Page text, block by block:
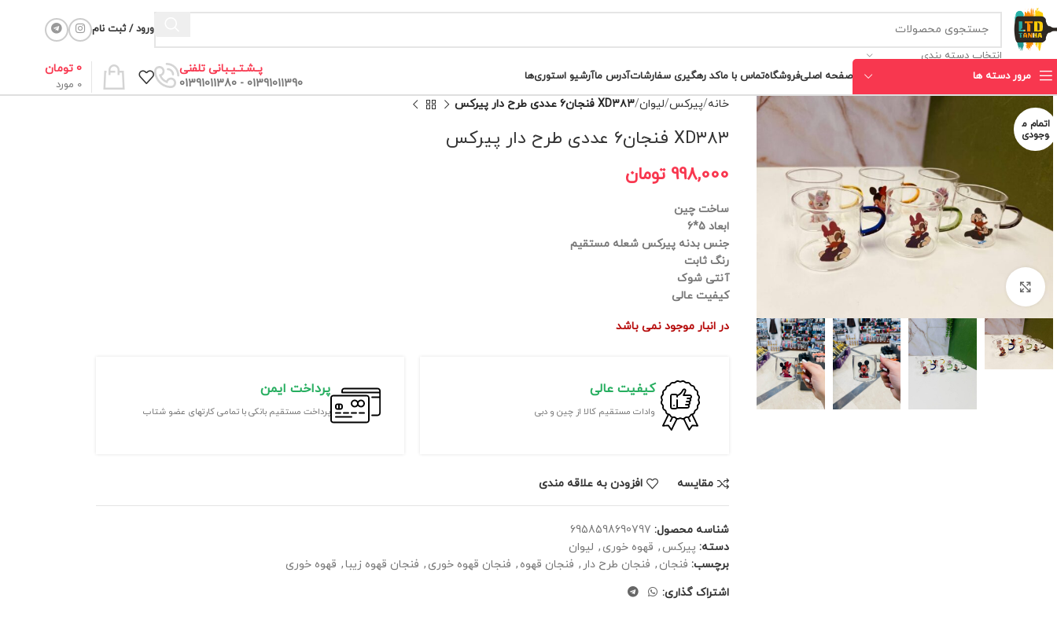
انتخاب دسته بندی
ورود / ثبت نام
مرور دسته ها صفحه اصلیفروشگاهتماس با ماکد رهگیری سفارشاتآدرس ماآرشیو استوری‌ها
پـشـتـیـبانی تلفنی
01391011390 - 01391011380
0 مورد
0 تومان
اتمام م
وجودی
خانه پیرکس لیوان XD۳۸۳ فنجان۶ عددی طرح دار پیرکس
XD۳۸۳ فنجان۶ عددی طرح دار پیرکس
998,000 تومان
ساخت چین
ابعاد 5*6
جنس بدنه پیرکس شعله مستقیم
رنگ ثابت
آنتی شوک
کیفیت عالی
در انبار موجود نمی باشد
کیفیت عالی
وادات مستقیم کالا از چین و دبی
پرداخت ایمن
پرداخت مستقیم بانکی با تمامی کارتهای عضو شتاب
مقايسه افزودن به علاقه مندی
شناسه محصول: 6958598690797
دسته: پیرکس , قهوه خوری , لیوان
برچسب: فنجان , فنجان طرح دار , فنجان قهوه , فنجان قهوه خوری , فنجان قهوه زیبا, قهوه خوری
اشتراک گذاری: